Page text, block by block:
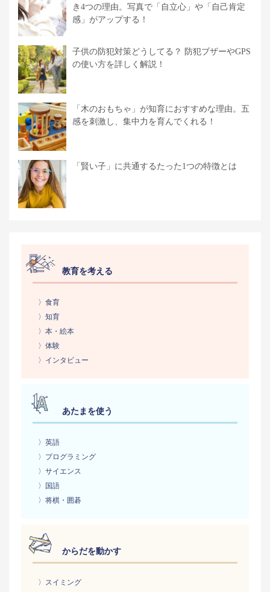
き4つの理由。写真で「自立心」や「自己肯定
感」がアップする！
子供の防犯対策どうしてる？ 防犯ブザーやGPS
の使い方を詳しく解説！
「木のおもちゃ」が知育におすすめな理由。五
感を刺激し、集中力を育んでくれる！
「賢い子」に共通するたった1つの特徴とは
教育を考える
〉食育
〉知育
〉本・絵本
〉体験
〉インタビュー
あたまを使う
〉英語
〉プログラミング
〉サイエンス
〉国語
〉将棋・囲碁
からだを動かす
〉スイミング